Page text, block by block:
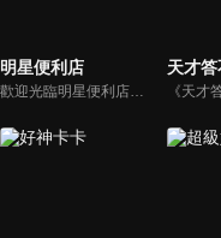
明星便利店
歡迎光臨明星便利店！你覺得便利店裡面有什麼？關東煮？茶葉蛋？還是讓你尖叫的大明星？一家擁有明星的便利店，到底有多稀奇，你會不會想要光臨呢？
天才